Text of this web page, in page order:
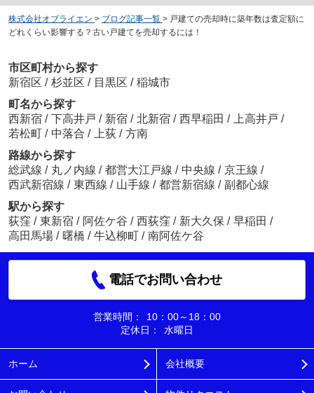
株式会社オブライエン > ブログ記事一覧 > 戸建ての売却時に築年数は査定額に
どれくらい影響する？古い戸建てを売却するには！
市区町村から探す
新宿区 / 杉並区 / 目黒区 / 稲城市
町名から探す
西新宿 / 下高井戸 / 新宿 / 北新宿 / 西早稲田 / 上高井戸 /
若松町 / 中落合 / 上荻 / 方南
路線から探す
総武線 / 丸ノ内線 / 都営大江戸線 / 中央線 / 京王線 /
西武新宿線 / 東西線 / 山手線 / 都営新宿線 / 副都心線
駅から探す
荻窪 / 東新宿 / 阿佐ケ谷 / 西荻窪 / 新大久保 / 早稲田 /
高田馬場 / 曙橋 / 牛込柳町 / 南阿佐ケ谷
電話でお問い合わせ
営業時間：
10：00～18：00
定休日：
水曜日
ホーム 会社概要